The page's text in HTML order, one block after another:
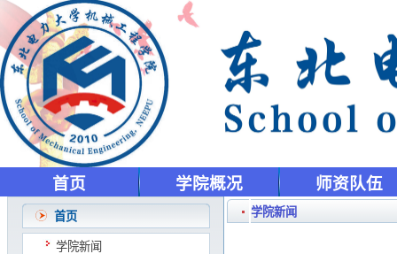
首页 学院概况 师资队伍
首页
学院新闻
学院新闻